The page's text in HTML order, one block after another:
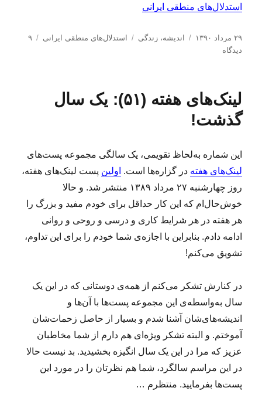
استدلال‌های منطقی ایرانی
ا
ر
ش
د
ه
۲۹ مرداد ۱۳۹۰
د
اندیشه،زندگی
ب
ه
استدلال‌های منطقی ایرانی
۹
دیدگاه
ا
ت
ا
ل‌
ه
ی
م
ق
ا
ر
ا
ن
۴
)
لینک‌های هفته (۵۱): یک سال
گذشت!
این شماره به‌لحاظ تقویمی، یک سالگی مجموعه پست‌های
لینک‌های هفته در گزاره‌ها است. اولین پست لینک‌های هفته،
روز چهارشنبه ۲۷ مرداد ۱۳۸۹ منتشر شد. و حالا
خوش‌حال‌ام که این کار حداقل برای خودم مفید و بزرگ را
هر هفته در هر شرایط کاری و درسی و روحی و روانی
ادامه دادم. بنابراین با اجازه‌ی شما خودم را برای این تداوم،
تشویق می‌کنم!
در کنارش تشکر می‌کنم از همه‌ی دوستانی که در این یک
سال به‌واسطه‌ی این مجموعه پست‌ها با آن‌ها و
اندیشه‌های‌شان آشنا شدم و بسیار از حاصل زحمات‌شان
آموختم. و البته تشکر ویژه‌ای هم دارم از شما مخاطبان
عزیز که مرا در این یک سال انگیزه بخشیدید. بد نیست حالا
در این مراسم سالگرد، شما هم نظرتان را در مورد این
پست‌ها بفرمایید. منتظرم …